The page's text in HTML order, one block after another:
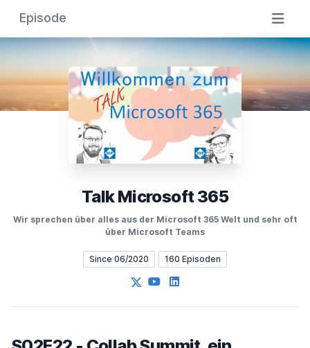
Episode
Talk Microsoft 365
Wir sprechen über alles aus der Microsoft 365 Welt und sehr oft
über Microsoft Teams
Since 06/2020 160 Episoden
X YouTubeLinkedIn